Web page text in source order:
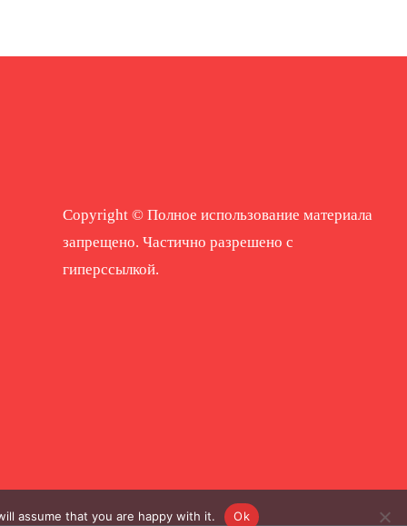
Copyright © Полное использование материала
запрещено. Частично разрешено с
гиперссылкой.
assume that you are happy with it. Ok